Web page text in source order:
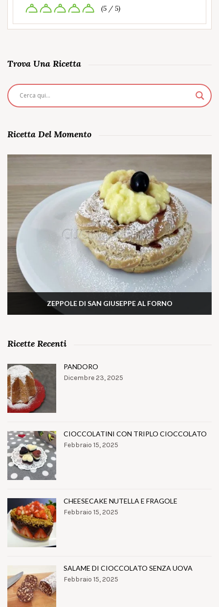
(5 / 5)
Trova Una Ricetta
Ricetta Del Momento
ZEPPOLE DI SAN GIUSEPPE AL FORNO
Ricette Recenti
PANDORO
Dicembre 23, 2025
CIOCCOLATINI CON TRIPLO CIOCCOLATO
Febbraio 15, 2025
CHEESECAKE NUTELLA E FRAGOLE
Febbraio 15, 2025
SALAME DI CIOCCOLATO SENZA UOVA
Febbraio 15, 2025